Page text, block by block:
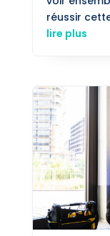
réussir
lire plus